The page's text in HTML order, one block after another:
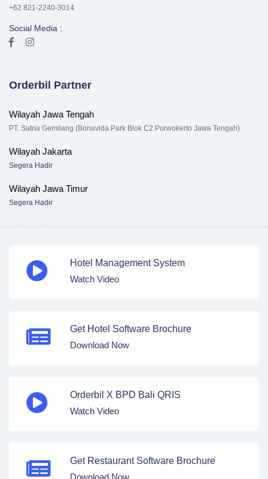
+62 821-2240-3014
Social Media :
Orderbil Partner
Wilayah Jawa Tengah
PT. Satria Gemilang (Bonavida Park Blok C2 Purwokerto Jawa Tengah)
Wilayah Jakarta
Segera Hadir
Wilayah Jawa Timur
Segera Hadir
Hotel Management System
Watch Video
Get Hotel Software Brochure
Download Now
Orderbil X BPD Bali QRIS
Watch Video
Get Restaurant Software Brochure
Download Now